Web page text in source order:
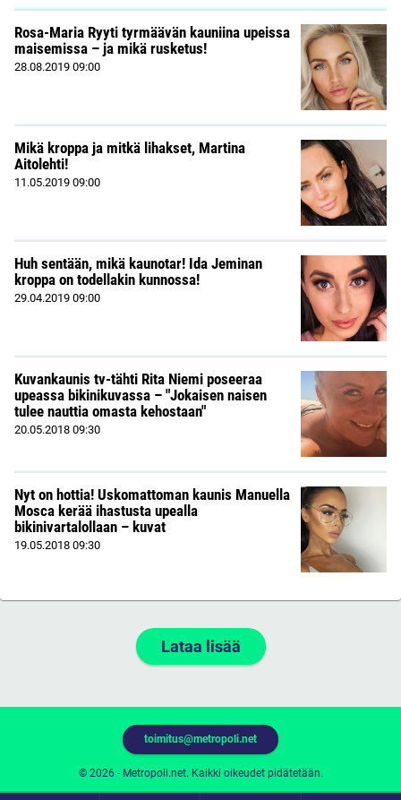
Rosa-Maria Ryyti tyrmäävän kauniina upeissa
maisemissa – ja mikä rusketus!
28.08.2019 09:00
Mikä kroppa ja mitkä lihakset, Martina
Aitolehti!
11.05.2019 09:00
Huh sentään, mikä kaunotar! Ida Jeminan
kroppa on todellakin kunnossa!
29.04.2019 09:00
Kuvankaunis tv-tähti Rita Niemi poseeraa
upeassa bikinikuvassa – "Jokaisen naisen
tulee nauttia omasta kehostaan"
20.05.2018 09:30
Nyt on hottia! Uskomattoman kaunis Manuella
Mosca kerää ihastusta upealla
bikinivartalollaan – kuvat
19.05.2018 09:30
Lataa lisää
© 2026 - Metropoli.net. Kaikki oikeudet pidätetään.
toimitus@metropoli.net